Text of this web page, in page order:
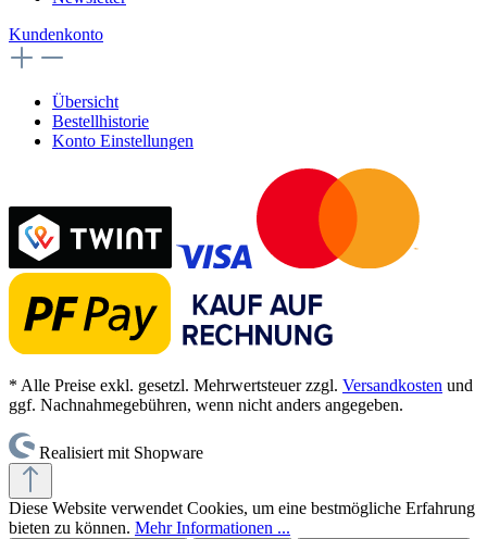
Kundenkonto
Übersicht
Bestellhistorie
Konto Einstellungen
* Alle Preise exkl. gesetzl. Mehrwertsteuer zzgl. Versandkosten und
ggf. Nachnahmegebühren, wenn nicht anders angegeben.
Realisiert mit Shopware
Diese Website verwendet Cookies, um eine bestmögliche Erfahrung
bieten zu können. Mehr Informationen ...